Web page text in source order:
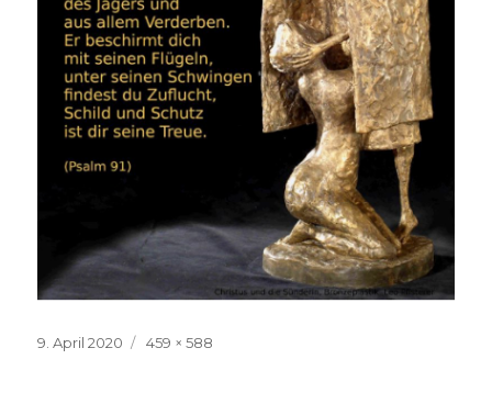
Veröffentlicht
9. April 2020
Volle
459 × 588